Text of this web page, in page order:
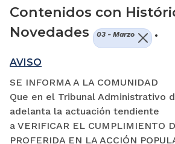
Contenidos con
Novedades
03 - Marzo .
AVISO
SE INFORMA A LA COMUNIDAD
Que en el Tribunal Administrativo
adelanta la actuación tendiente
a VERIFICAR EL CUMPLIMIENTO
PROFERIDA EN LA ACCIÓN